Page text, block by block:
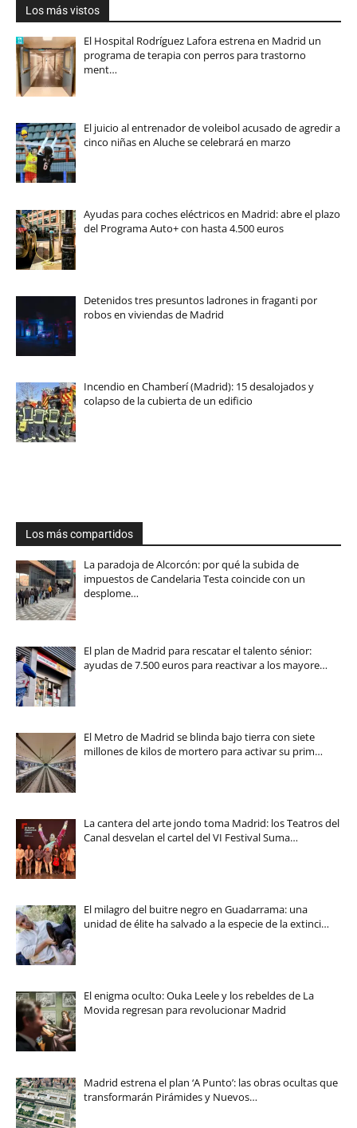
Los más vistos
El Hospital Rodríguez Lafora estrena en Madrid un
programa de terapia con perros para trastorno
ment…
El juicio al entrenador de voleibol acusado de agredir a
cinco niñas en Aluche se celebrará en marzo
Ayudas para coches eléctricos en Madrid: abre el plazo
del Programa Auto+ con hasta 4.500 euros
Detenidos tres presuntos ladrones in fraganti por
robos en viviendas de Madrid
Incendio en Chamberí (Madrid): 15 desalojados y
colapso de la cubierta de un edificio
Los más compartidos
La paradoja de Alcorcón: por qué la subida de
impuestos de Candelaria Testa coincide con un
desplome…
El plan de Madrid para rescatar el talento sénior:
ayudas de 7.500 euros para reactivar a los mayore…
El Metro de Madrid se blinda bajo tierra con siete
millones de kilos de mortero para activar su prim…
La cantera del arte jondo toma Madrid: los Teatros del
Canal desvelan el cartel del VI Festival Suma…
El milagro del buitre negro en Guadarrama: una
unidad de élite ha salvado a la especie de la extinci…
El enigma oculto: Ouka Leele y los rebeldes de La
Movida regresan para revolucionar Madrid
Madrid estrena el plan ‘A Punto’: las obras ocultas que
transformarán Pirámides y Nuevos…